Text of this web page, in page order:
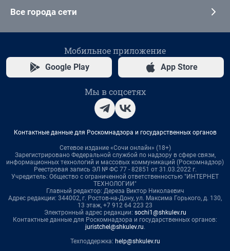
Все города сети
Мобильное приложение
Google Play App Store
Мы в соцсетях
Контактные данные для Роскомнадзора и государственных органов
Сетевое издание «Сочи онлайн» (18+)
Зарегистрировано Федеральной службой по надзору в сфере связи,
информационных технологий и массовых коммуникаций (Роскомнадзор)
Реестровая запись ЭЛ № ФС 77 - 82851 от 31.03.2022 г.
Учредитель: Общество с ограниченной ответственностью "ИНТЕРНЕТ
ТЕХНОЛОГИИ"
Главный редактор: Дереза Виктор Николаевич
Адрес редакции: 344002, г. Ростов-на-Дону, ул. Максима Горького, д. 130,
13 этаж, +7 912 64 223 23
Электронный адрес редакции: sochi1@shkulev.ru
Контактные данные для Роскомнадзора и государственных органов:
juristchel@shkulev.ru.
Техподдержка: help@shkulev.ru